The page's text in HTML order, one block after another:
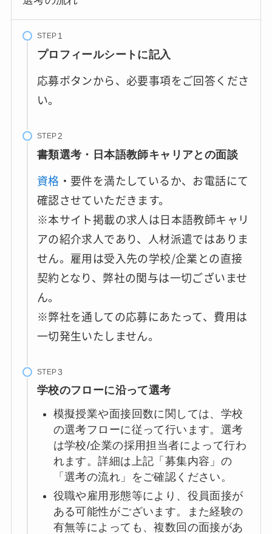
STEP
プロフィールシートに記入
応募ボタンから、必要事項をご回答くださ
い。
STEP
書類選考・日本語教師キャリアとの面談
資格 ・要件を満たしているか、お電話にて
確認させていただきます。
※本サイト掲載の求人は日本語教師キャリ
アの紹介求人であり、人材派遣ではありま
せん。雇用は受入先の学校/企業との直接
契約となり、弊社の関与は一切ございませ
ん。
※弊社を通しての応募にあたって、費用は
一切発生いたしません。
STEP
学校のフローに沿って選考
模擬授業や面接回数に関しては、学校
の選考フローに従って行います。選考
は学校/企業の採用担当者によって行わ
れます。詳細は上記「募集内容」の
「選考の流れ」をご確認ください。
役職や雇用形態等により、役員面接が
ある可能性がございます。また経験の
有無等によっても、複数回の面接があ